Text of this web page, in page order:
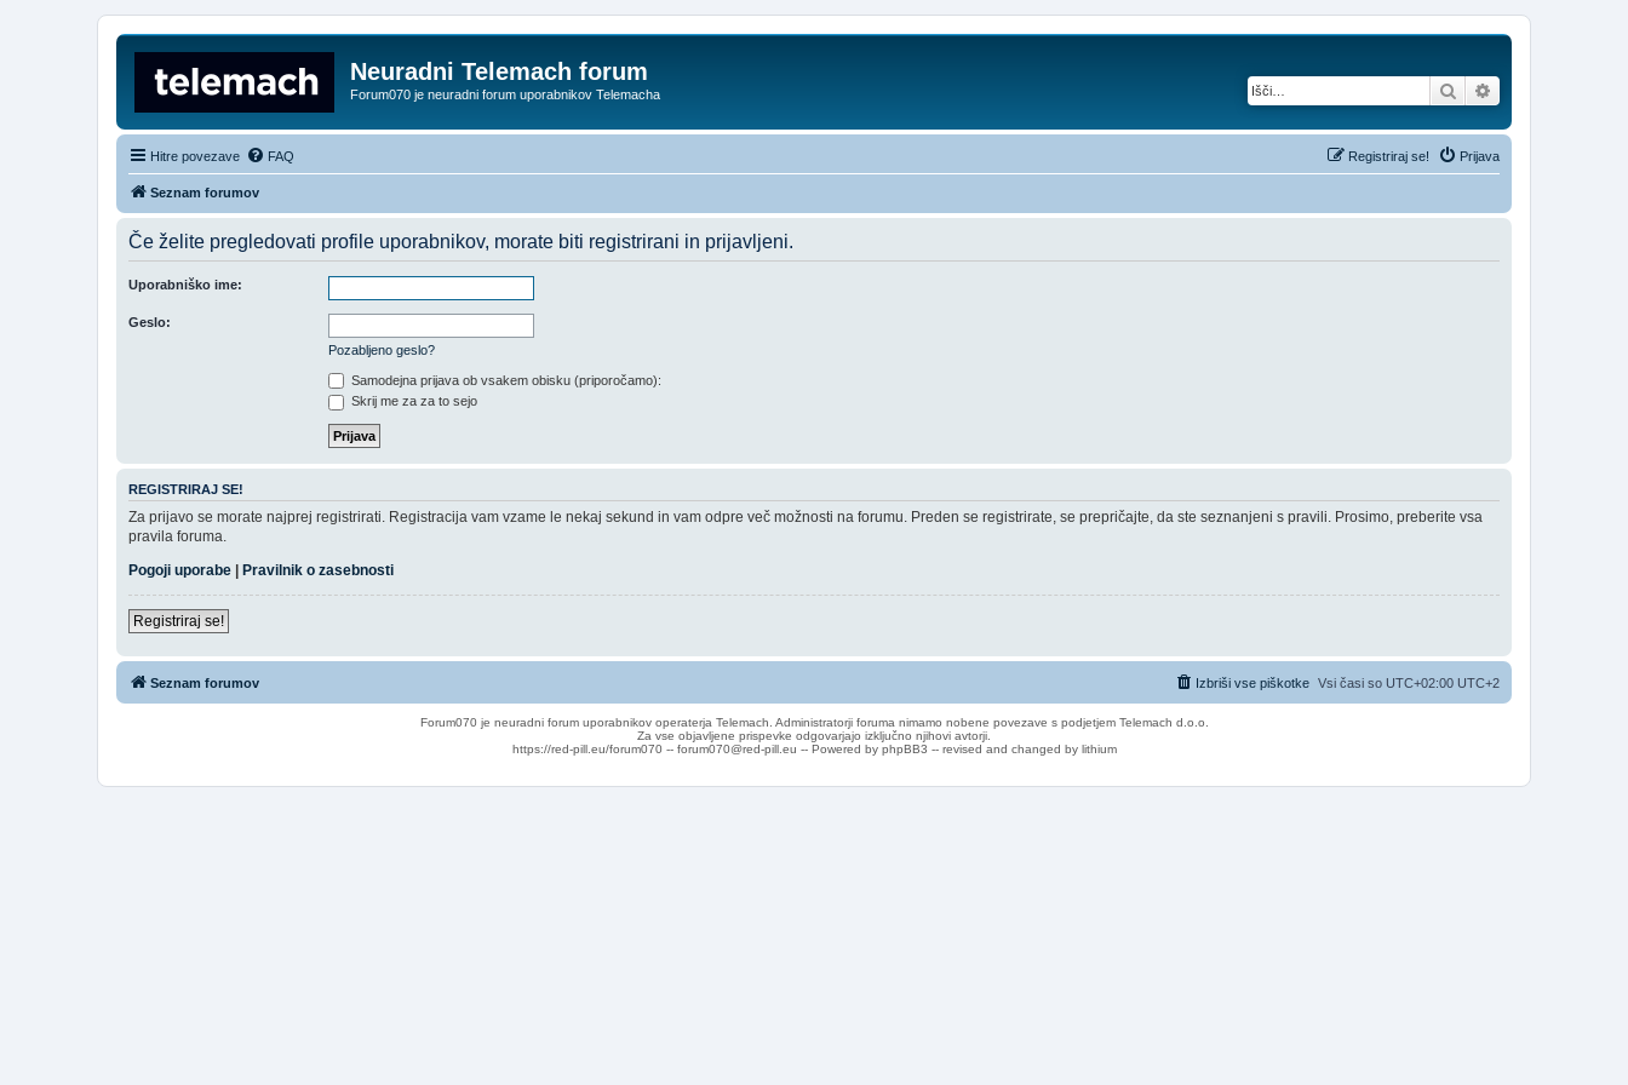
Neuradni Telemach forum
Forum070 je neuradni forum uporabnikov Telemacha Iskanje
Hitre povezave FAQ Prijava
Registriraj se!
Seznam forumov
Če želite pregledovati profile uporabnikov, morate biti registrirani in prijavljeni.
Uporabniško ime:
Geslo:
Pozabljeno geslo?
Samodejna prijava ob vsakem obisku (priporočamo):
Skrij me za za to sejo
REGISTRIRAJ SE!
Za prijavo se morate najprej registrirati. Registracija vam vzame le nekaj sekund in vam odpre več možnosti na forumu. Preden se registrirate, se prepričajte, da ste seznanjeni s pravili. Prosimo, preberite vsa
pravila foruma.
Pogoji uporabe
Pravilnik o zasebnosti
Registriraj se!
Seznam forumov Vsi časi so UTC+02:00 UTC+2
Izbriši vse piškotke
Forum070 je neuradni forum uporabnikov operaterja Telemach. Administratorji foruma nimamo nobene povezave s podjetjem Telemach d.o.o.
Za vse objavljene prispevke odgovarjajo izključno njihovi avtorji.
https://red-pill.eu/forum070 -- forum070@red-pill.eu -- Powered by phpBB3 -- revised and changed by lithium